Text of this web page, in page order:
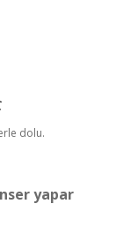
dolu.
yapar